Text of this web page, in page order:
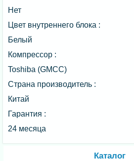
Нет
Цвет внутреннего блока :
Белый
Компрессор :
Toshiba (GMCC)
Страна производитель :
Китай
Гарантия :
24 месяца
Каталог